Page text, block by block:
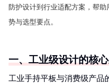
防护设计到行业适配方案，帮
势与选型要点。
一、工业级设计的核
工业手持平板与消费级产品